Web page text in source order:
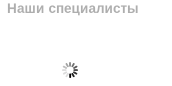
Наши специалисты
СБКТС, СРО, лицензии, НАКС